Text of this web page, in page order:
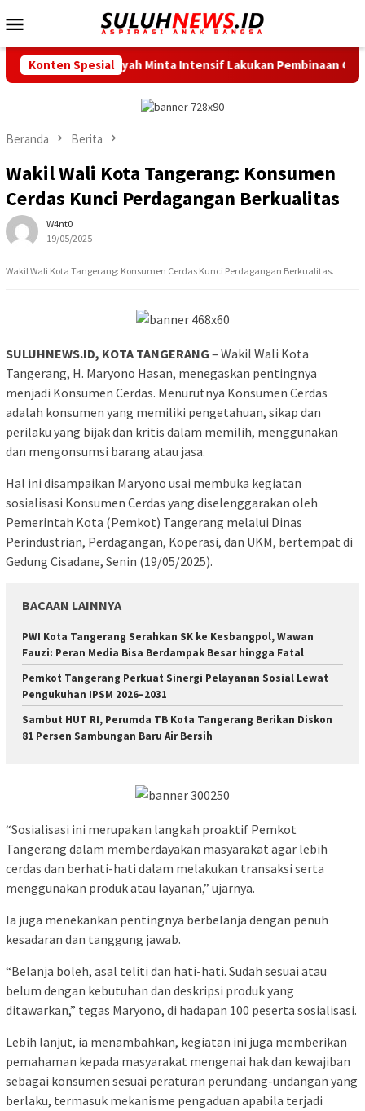
ke
Mobile
Konten Spesial
Ratu Zakiyah Minta Intensif Lakukan Pembinaan Cabor
Beranda Berita
Wakil Wali Kota Tangerang: Konsumen
Cerdas Kunci Perdagangan Berkualitas
W4nt0
19/05/2025
Wakil Wali Kota Tangerang: Konsumen Cerdas Kunci Perdagangan Berkualitas.
SULUHNEWS.ID, KOTA TANGERANG – Wakil Wali Kota
Tangerang, H. Maryono Hasan, menegaskan pentingnya
menjadi Konsumen Cerdas. Menurutnya Konsumen Cerdas
adalah konsumen yang memiliki pengetahuan, sikap dan
perilaku yang bijak dan kritis dalam memilih, menggunakan
dan mengonsumsi barang atau jasa.
Hal ini disampaikan Maryono usai membuka kegiatan
sosialisasi Konsumen Cerdas yang diselenggarakan oleh
Pemerintah Kota (Pemkot) Tangerang melalui Dinas
Perindustrian, Perdagangan, Koperasi, dan UKM, bertempat di
Gedung Cisadane, Senin (19/05/2025).
BACAAN LAINNYA
PWI Kota Tangerang Serahkan SK ke Kesbangpol, Wawan
Fauzi: Peran Media Bisa Berdampak Besar hingga Fatal
Pemkot Tangerang Perkuat Sinergi Pelayanan Sosial Lewat
Pengukuhan IPSM 2026–2031
Sambut HUT RI, Perumda TB Kota Tangerang Berikan Diskon
81 Persen Sambungan Baru Air Bersih
“Sosialisasi ini merupakan langkah proaktif Pemkot
Tangerang dalam memberdayakan masyarakat agar lebih
cerdas dan berhati-hati dalam melakukan transaksi serta
menggunakan produk atau layanan,” ujarnya.
Ia juga menekankan pentingnya berbelanja dengan penuh
kesadaran dan tanggung jawab.
“Belanja boleh, asal teliti dan hati-hati. Sudah sesuai atau
belum dengan kebutuhan dan deskripsi produk yang
ditawarkan,” tegas Maryono, di hadapan 100 peserta sosialisasi.
Lebih lanjut, ia menambahkan, kegiatan ini juga memberikan
pemahaman kepada masyarakat mengenai hak dan kewajiban
sebagai konsumen sesuai peraturan perundang-undangan yang
berlaku, termasuk mekanisme pengaduan apabila terjadi